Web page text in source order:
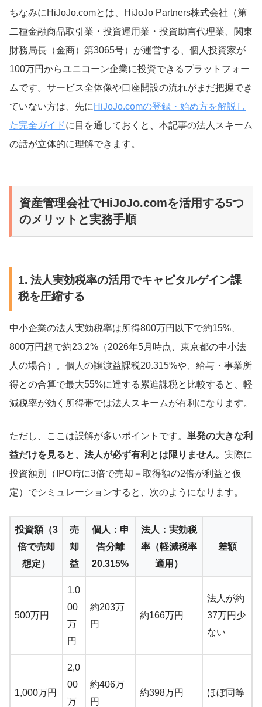
ちなみにHiJoJo.comとは、HiJoJo Partners株式会社（第
二種金融商品取引業・投資運用業・投資助言代理業、関東
財務局長（金商）第3065号）が運営する、個人投資家が
100万円からユニコーン企業に投資できるプラットフォー
ムです。サービス全体像や口座開設の流れがまだ把握でき
ていない方は、先に HiJoJo.comの登録・始め方を解説し
た完全ガイドに目を通しておくと、本記事の法人スキーム
の話が立体的に理解できます。
資産管理会社でHiJoJo.comを活用する5つ
のメリットと実務手順
1. 法人実効税率の活用でキャピタルゲイン課
税を圧縮する
中小企業の法人実効税率は所得800万円以下で約15%、
800万円超で約23.2%（2026年5月時点、東京都の中小法
人の場合）。個人の譲渡益課税20.315%や、給与・事業所
得との合算で最大55%に達する累進課税と比較すると、軽
減税率が効く所得帯では法人スキームが有利になります。
ただし、ここは誤解が多いポイントです。 単発の大きな利
益だけを見ると、法人が必ず有利とは限りません。 実際に
投資額別（IPO時に3倍で売却＝取得額の2倍が利益と仮
定）でシミュレーションすると、次のようになります。
投資額（3
倍で売却
想定）
売
却
益
個人：申
告分離
20.315%
法人：実効税
率（軽減税率
適用）
差額
500万円
1,0
00
万
円
約203万
円
約166万円
法人が約
37万円少
ない
1,000万円
2,0
00
万
約406万
円
約398万円 ほぼ同等